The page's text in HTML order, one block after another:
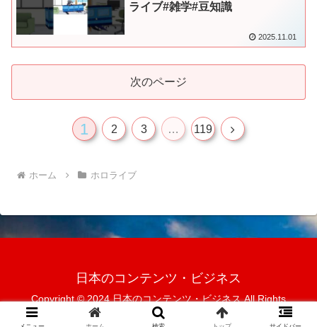
ライブ#雑学#豆知識
2025.11.01
次のページ
1 2 3 … 119
次
ホーム ホロライブ
日本のコンテンツ・ビジネス
Copyright © 2024 日本のコンテンツ・ビジネス All Rights
Reserved.